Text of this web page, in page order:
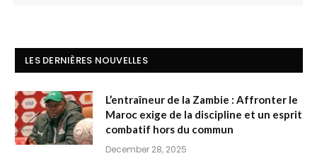
LES DERNIÈRES NOUVELLES
L’entraîneur de la Zambie : Affronter le
Maroc exige de la discipline et un esprit
combatif hors du commun
December 28, 2025